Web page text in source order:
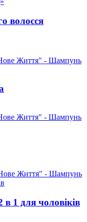
волосся
1 для чоловіків